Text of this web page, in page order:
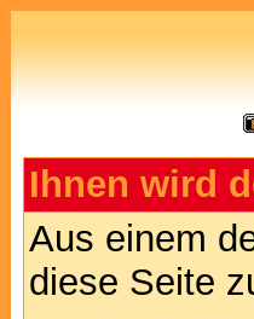
Ihnen wird
Aus einem
diese Seite